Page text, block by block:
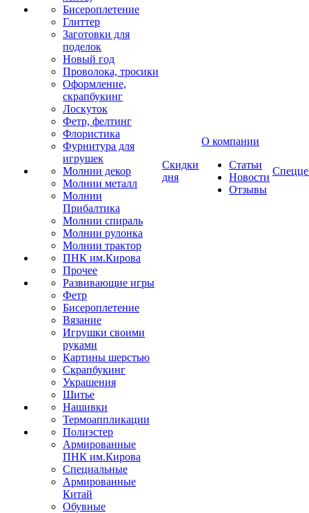
Бисероплетение
Глиттер
Заготовки для
поделок
Новый год
Проволока, тросики
Оформление,
скрапбукинг
Лоскуток
Фетр, фелтинг
Флористика
Фурнитура для
игрушек
Молнии декор
Молнии металл
Молнии
Прибалтика
Молнии спираль
Молнии рулонка
Молнии трактор
ПНК им.Кирова
Прочее
Развивающие игры
Фетр
Бисероплетение
Вязание
Игрушки своими
руками
Картины шерстью
Скрапбукинг
Украшения
Шитье
Нашивки
Термоаппликации
Полиэстер
Армированные
ПНК им.Кирова
Специальные
Армированные
Китай
Обувные
Скидки
дня
О компании
Статьи
Новости
Отзывы